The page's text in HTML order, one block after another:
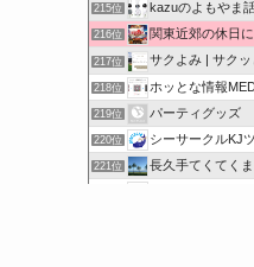
215位 kazuのよもやま話 |
216位 関東近郊の休日
217位 サクよみ | サクッと
218位 ホッとな情報
219位 パーティグッズ
220位 シーサークルKJ
221位 長久手てくてくまっぷ